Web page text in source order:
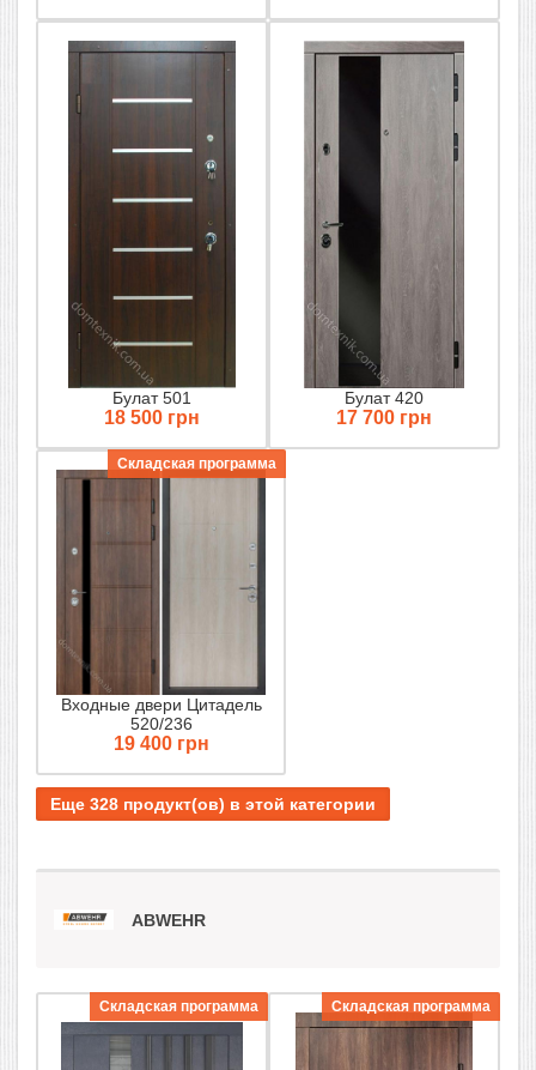
Булат 501
18 500 грн
Булат 420
17 700 грн
Входные двери Цитадель
520/236
19 400 грн
Складская программа
Еще 328 продукт(ов) в этой категории
ABWEHR
Складская программа Складская программа